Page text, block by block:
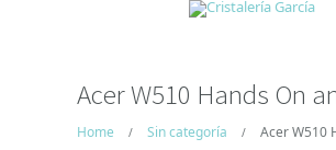
Acer W510 Hands On
Home / Sin categoría / Acer W510